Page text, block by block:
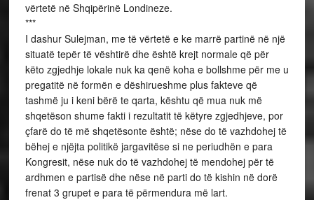
vërtetë në Shqipërinë Londineze.
***
I dashur Sulejman, me të vërtetë e ke marrë partinë në një
situatë tepër të vështirë dhe është krejt normale që për
këto zgjedhje lokale nuk ka qenë koha e bollshme për me u
pregatitë në formën e dëshirueshme plus fakteve që
tashmë ju i keni bërë te qarta, kështu që mua nuk më
shqetëson shume fakti i rezultatit të këtyre zgjedhjeve, por
çfarë do të më shqetësonte është; nëse do të vazhdohej të
bëhej e njëjta politikë jargavitëse si ne periudhën e para
Kongresit, nëse nuk do të vazhdohej të mendohej për të
ardhmen e partisë dhe nëse në parti do të kishin në dorë
frenat 3 grupet e para të përmendura më lart.